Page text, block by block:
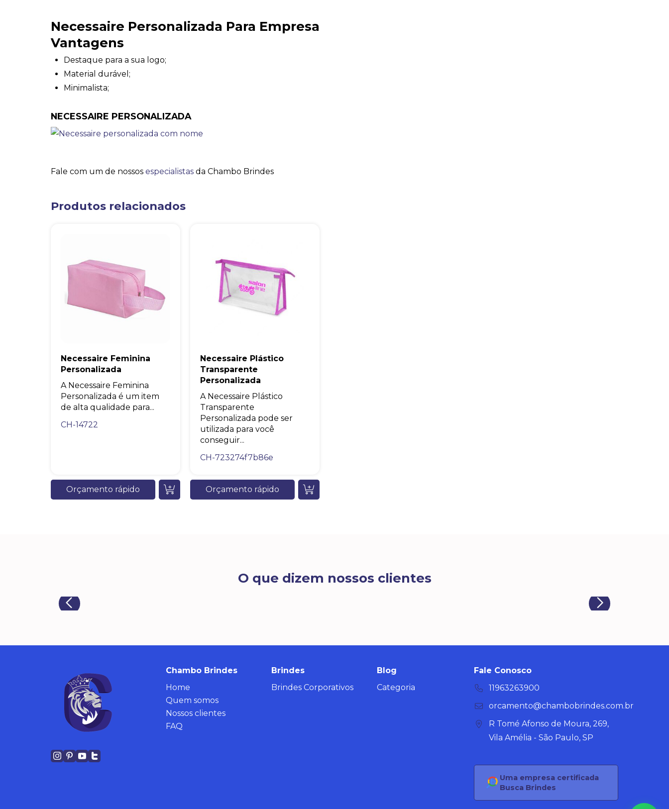
Necessaire Personalizada Para Empresa
Vantagens
Destaque para a sua logo;
Material durável;
Minimalista;
NECESSAIRE PERSONALIZADA
Fale com um de nossos especialistas da Chambo Brindes
Produtos relacionados
Necessaire Feminina
Personalizada
A Necessaire Feminina
Personalizada é um item
de alta qualidade para...
CH-14722
Orçamento rápido
Necessaire Plástico
Transparente
Personalizada
A Necessaire Plástico
Transparente
Personalizada pode ser
utilizada para você
conseguir...
CH-723274f7b86e
Orçamento rápido
O que dizem nossos clientes
Chambo Brindes
Home
Quem somos
Nossos clientes
FAQ
Brindes
Brindes Corporativos
Blog
Categoria
Fale Conosco
11963263900
orcamento@chambobrindes.com.br
R Tomé Afonso de Moura, 269,
Vila Amélia - São Paulo, SP
Uma empresa certificada
Busca Brindes
Chambo Brindes
online
+55
momento.